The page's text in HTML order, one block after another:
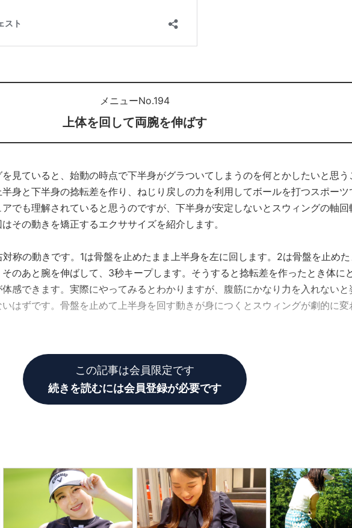
メニューNo.194
上体を回して両腕を伸ばす
見ていると、始動の時点で下半身がグラついてしまうのを何とかしたいと思う
身と下半身の捻転差を作り、ねじり戻しの力を利用してボールを打つスポーツ
でも理解されていると思うのですが、下半身が安定しないとスウィングの軸回
その動きを矯正するエクササイズを紹介します。
称の動きです。1は骨盤を止めたまま上半身を左に回します。2は骨盤を止めた
のあと腕を伸ばして、3秒キープします。そうすると捻転差を作ったとき体に
感できます。実際にやってみるとわかりますが、腹筋にかなり力を入れないと
はずです。骨盤を止めて上半身を回す動きが身につくとスウィングが劇的に変
この記事は会員限定です
続きを読むには会員登録が必要です